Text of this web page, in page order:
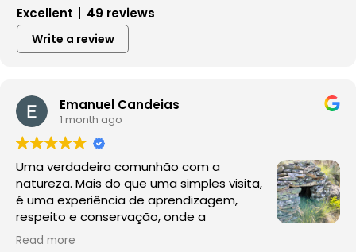
Excellent
49 reviews
Write a review
Emanuel Candeias
1 month ago
Uma verdadeira comunhão com a
natureza. Mais do que uma simples visita,
é uma experiência de aprendizagem,
respeito e conservação, onde a
observação da fauna e da flora acontece
Read more